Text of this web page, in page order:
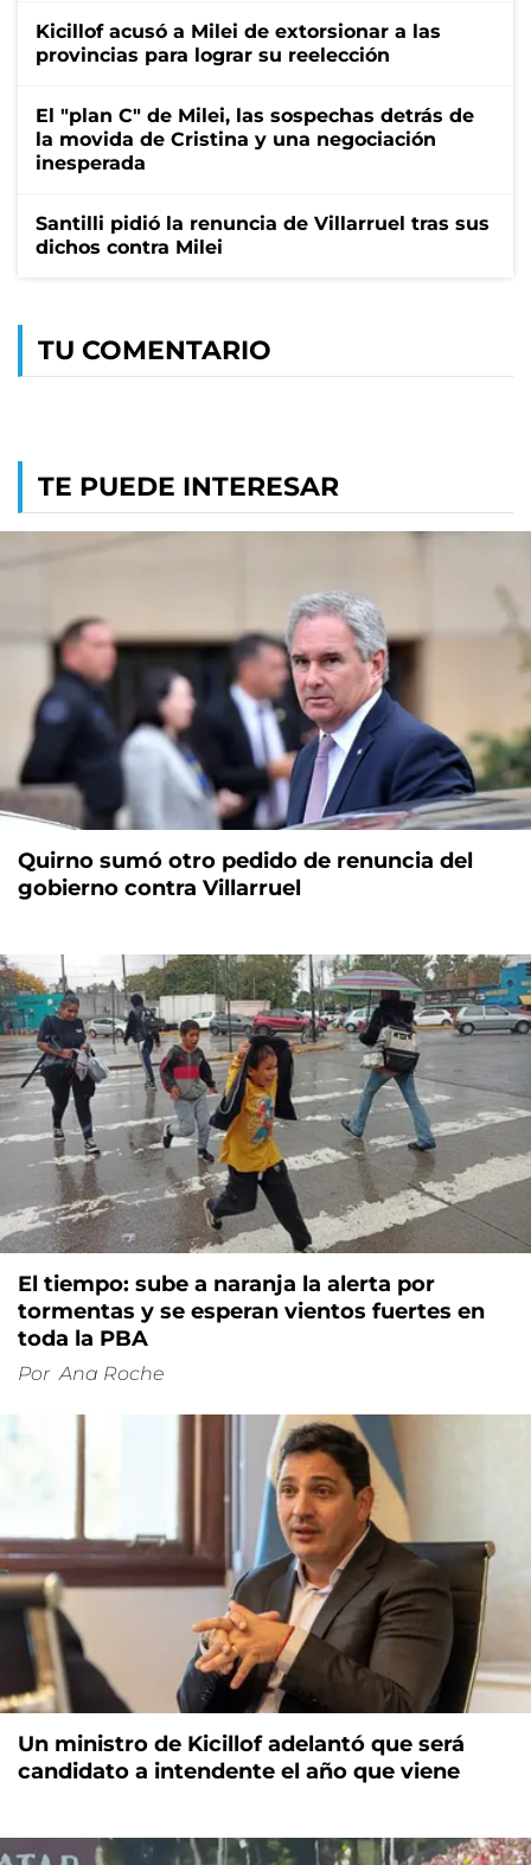
Kicillof acusó a Milei de extorsionar a las
provincias para lograr su reelección
El "plan C" de Milei, las sospechas detrás de
la movida de Cristina y una negociación
inesperada
Santilli pidió la renuncia de Villarruel tras sus
dichos contra Milei
TU COMENTARIO
TE PUEDE INTERESAR
Quirno sumó otro pedido de renuncia del
gobierno contra Villarruel
El tiempo: sube a naranja la alerta por
tormentas y se esperan vientos fuertes en
toda la PBA
Por Ana Roche
Un ministro de Kicillof adelantó que será
candidato a intendente el año que viene